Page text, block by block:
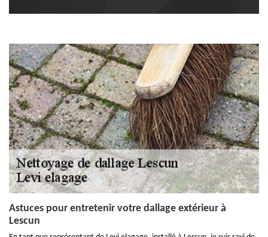
Astuces pour entretenir votre dallage extérieur à
Lescun